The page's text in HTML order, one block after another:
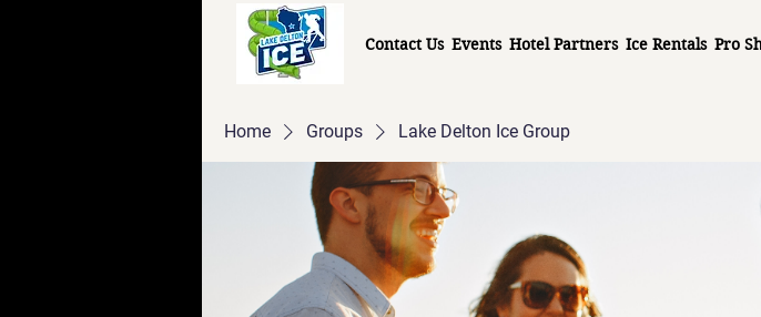
Contact Us Events Hotel Partners Ice Rentals Pro
Home Groups Lake Delton Ice Group